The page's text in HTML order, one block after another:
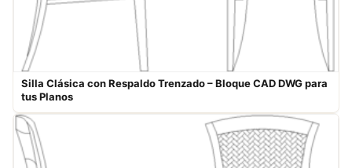
Silla Clásica con Respaldo Trenzado – Bloque CAD DWG para
tus Planos